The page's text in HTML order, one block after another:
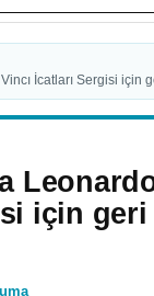
İcatları Sergisi için
için geri